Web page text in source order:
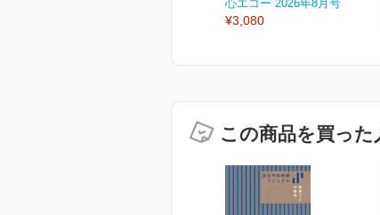
心エコー 2026年8月号
¥3,080
この商品を買った